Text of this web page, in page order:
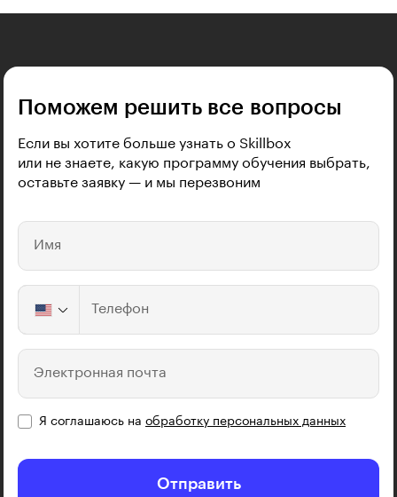
Поможем решить все вопросы
Если вы хотите больше узнать о Skillbox
или не знаете, какую программу обучения выбрать,
оставьте заявку — и мы перезвоним
Имя
Телефон
Электронная почта
Я соглашаюсь на обработку персональных данных
Отправить